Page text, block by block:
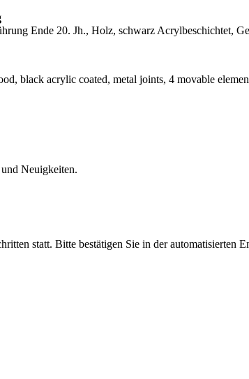
Ende 20. Jh., Holz, schwarz Acrylbeschichtet,
black acrylic coated, metal joints, 4 movable
Neuigkeiten.
statt. Bitte bestätigen Sie in der automatisierten